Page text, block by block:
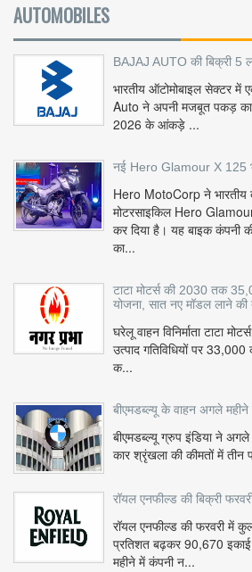
AUTOMOBILES
BAJAJ AUTO की बिक्री 5
भारतीय ऑटोमोबाइल सेक्टर में
Auto ने अपनी मजबूत पकड़ का
2026 के आंकड़े ...
नई Hero Glamour X 125
Hero MotoCorp ने भारतीय
मोटरसाइकिल Hero
कर दिया है। यह बाइक कंपनी
का...
टाटा मोटर्स की 2030 तक
योजना, सात नए मॉडल लाने की
घरेलू वाहन विनिर्माता टाटा
उत्पाद गतिविधियों पर
क...
बीएमडब्ल्यू के वाहन अगले
बीएमडब्ल्यू ग्रुप इंडिया ने
कार श्रृंखला की कीमतों में तीन
रॉयल एनफील्ड की बिक्री
रॉयल एनफील्ड की फरवरी में
प्रतिशत बढ़कर 90,670
महीने में कंपनी न...